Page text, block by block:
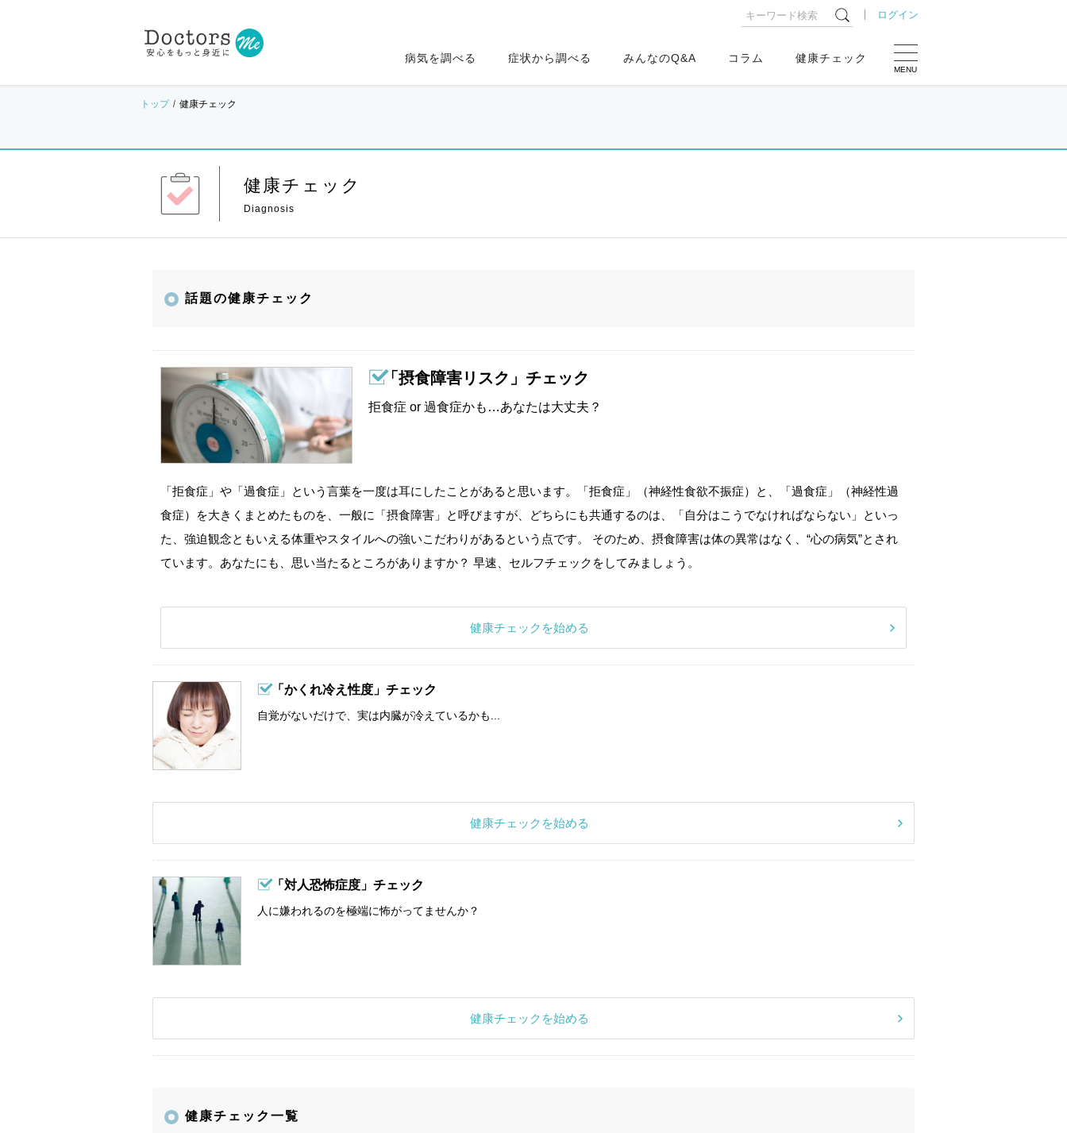
ログイン
MENU
病気を調べる 症状から調べる みんなのQ&A コラム 健康チェック
トップ 健康チェック
健康チェック
話題の健康チェック
「摂食障害リスク」チェック
拒食症 or 過食症かも…あなたは大丈夫？
「拒食症」や「過食症」という言葉を一度は耳にしたことがあると思います。「拒食症」（神経性食欲不振症）と、「過食症」（神経性過
食症）を大きくまとめたものを、一般に「摂食障害」と呼びますが、どちらにも共通するのは、「自分はこうでなければならない」といっ
た、強迫観念ともいえる体重やスタイルへの強いこだわりがあるという点です。 そのため、摂食障害は体の異常はなく、“心の病気”とされ
ています。あなたにも、思い当たるところがありますか？ 早速、セルフチェックをしてみましょう。
健康チェックを始める
「かくれ冷え性度」チェック
自覚がないだけで、実は内臓が冷えているかも...
健康チェックを始める
「対人恐怖症度」チェック
人に嫌われるのを極端に怖がってませんか？
健康チェックを始める
健康チェック一覧